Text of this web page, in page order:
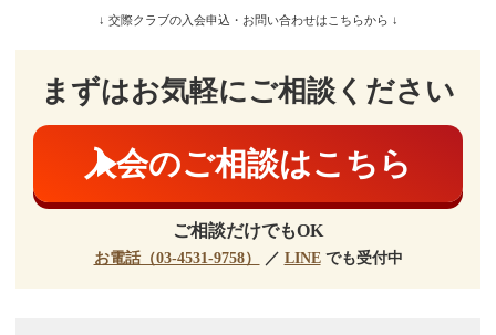
↓ 交際クラブの入会申込・お問い合わせはこちらから ↓
まずはお気軽にご相談ください
入会のご相談はこちら
ご相談だけでもOK
お電話（03-4531-9758） ／ LINEでも受付中